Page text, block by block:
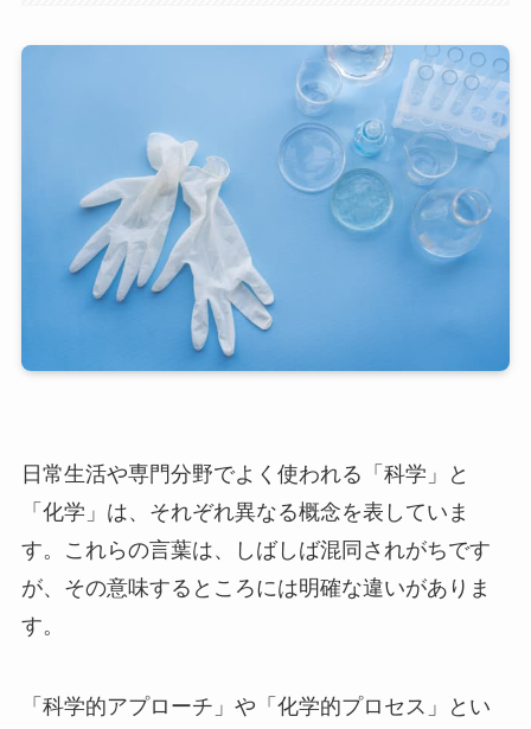
日常生活や専門分野でよく使われる「科学」と
「化学」は、それぞれ異なる概念を表していま
す。これらの言葉は、しばしば混同されがちです
が、その意味するところには明確な違いがありま
す。
「科学的アプローチ」や「化学的プロセス」とい